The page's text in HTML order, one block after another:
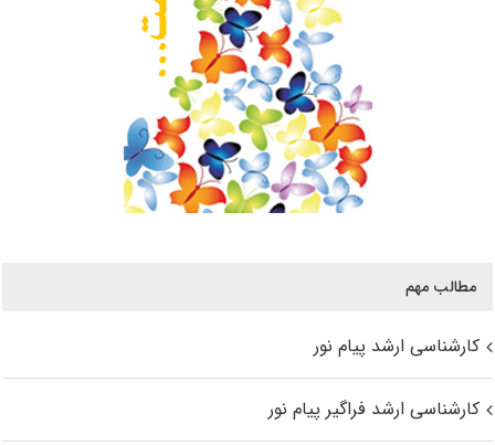
مطالب مهم
کارشناسی ارشد پیام نور
کارشناسی ارشد فراگیر پیام نور